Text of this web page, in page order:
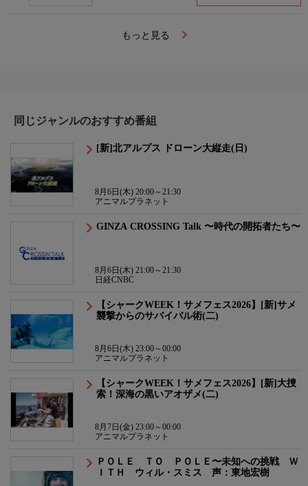
もっと見る
同じジャンルのおすすめ番組
[新]北アルプス ドローン大縦走(日)
8月6日(木) 20:00～21:30
アニマルプラネット
GINZA CROSSING Talk 〜時代の開拓者たち〜
8月6日(木) 21:00～21:30
日経CNBC
【シャークWEEK！サメフェス2026】[新]サメ
襲撃からのサバイバル術(二)
8月6日(木) 23:00～00:00
アニマルプラネット
【シャークWEEK！サメフェス2026】[新]大捜
索！深海の黒いアオザメ(二)
8月7日(金) 23:00～00:00
アニマルプラネット
ＰＯＬＥ ＴＯ ＰＯＬＥ〜未知への挑戦 Ｗ
ＩＴＨ ウィル・スミス 声：東地宏樹